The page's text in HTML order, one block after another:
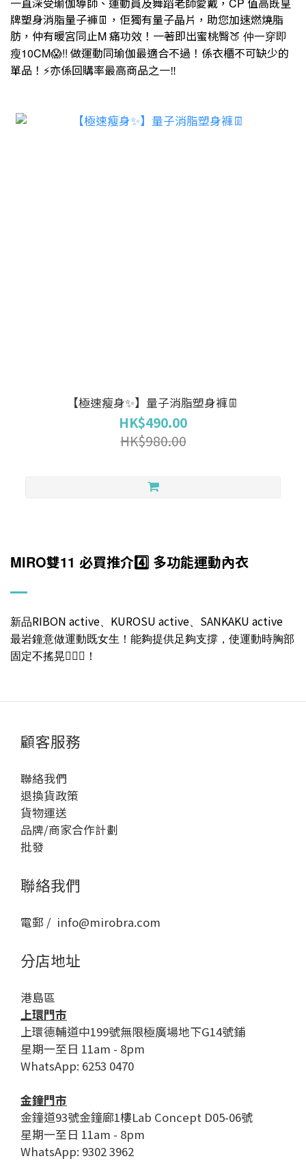
牌塑身消脂量子褲 👖
，佢獨有量子晶片，助您加速燃燒脂
肪，仲有暖宮同止M痛功效！一著即出蜜桃臀🍑 仲一穿即
瘦10CM😱!! 做運動同瑜伽最適合不過！係衣櫃不可缺少的
單品！ ⚡亦係回購率最高商品之一‼️
【極速瘦身✨】量子消脂塑身褲👖
HK$490.00
HK$980.00
MIRO雙11 必買推介 4️⃣ 多功能運動內衣
新品RIBON active KUROSU active SANKAKU active
最岩鐘意做運動既女生！能夠提供足夠支撐，使運動時胸部
固定不搖晃🏃🏻‍♀️ ！
顧客服務
聯絡我們
退換貨政策
貨物運送
品牌/商家合作計劃
批發
聯絡我們
電郵 / info@mirobra.com
分店地址
港島區
上環門市
上環德輔道中199號無限極廣場地下G14號鋪
星期一至日 11am - 8pm
WhatsApp: 6253 0470
金鐘門市
金鐘道93號金鐘廊1樓Lab Concept D05-06號
星期一至日 11am - 8pm
WhatsApp: 9302 3962